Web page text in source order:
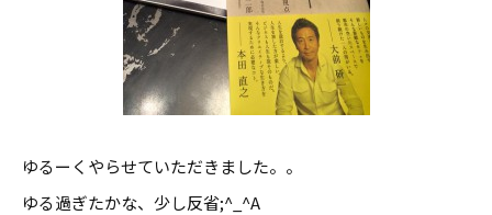
ゆるーくやらせていただきました。。
ゆる過ぎたかな、少し反省;^_^A